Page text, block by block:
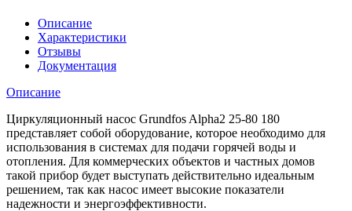
Описание
Характеристики
Отзывы
Документация
Описание
Циркуляционный насос Grundfos Alpha2 25-80 180
представляет собой оборудование, которое необходимо для
использования в системах для подачи горячей воды и
отопления. Для коммерческих объектов и частных домов
такой прибор будет выступать действительно идеальным
решением, так как насос имеет высокие показатели
надежности и энергоэффективности.